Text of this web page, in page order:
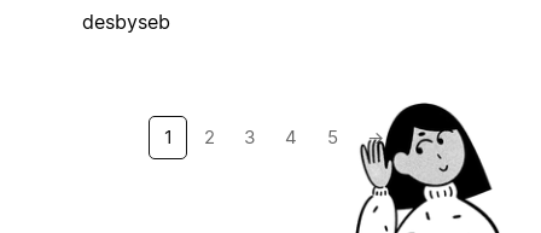
desbyseb
1 2 3 4 5 →